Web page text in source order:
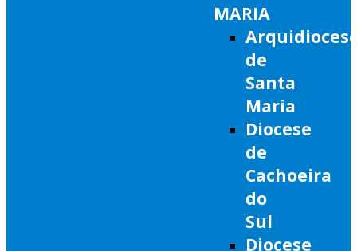
MARIA
de
Santa
Maria
Diocese
de
Cachoeira
do
Sul
Diocese